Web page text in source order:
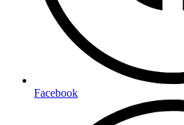
Facebook